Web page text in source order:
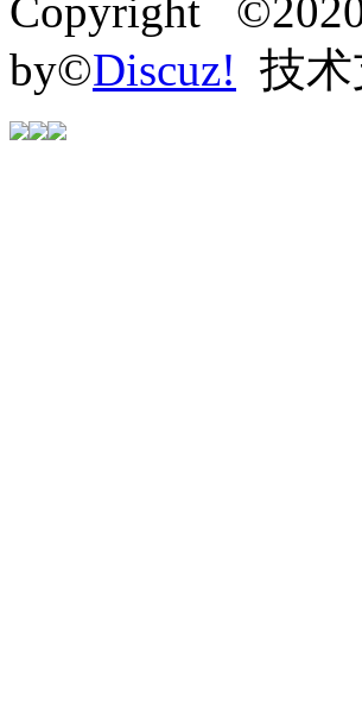
Copyright
by©Discuz! 技术